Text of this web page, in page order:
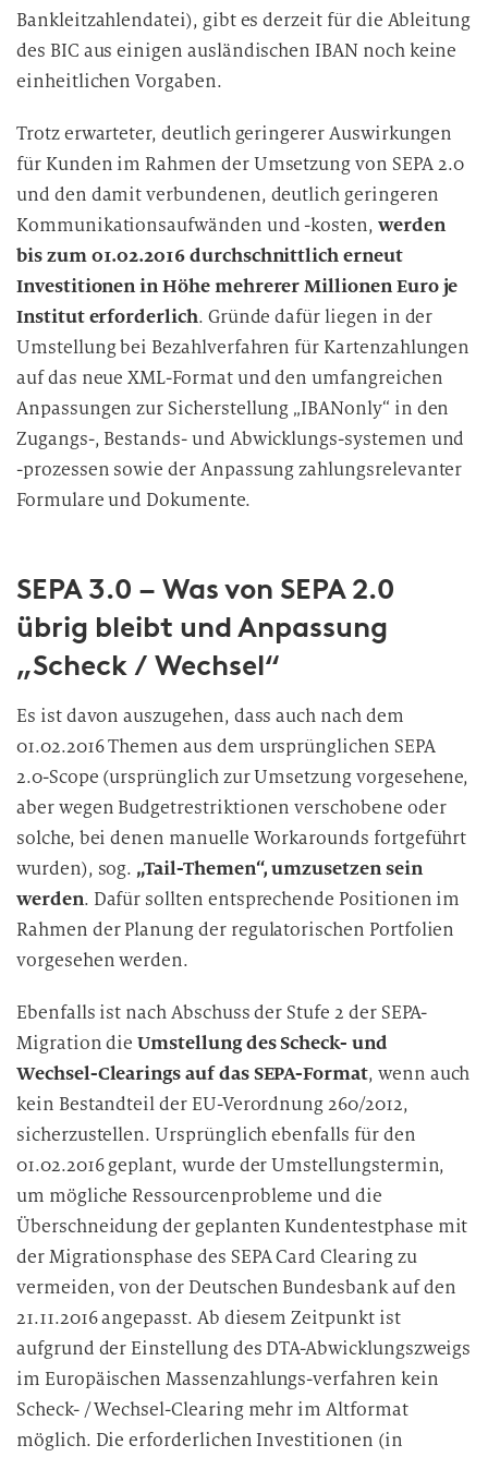
Bankleitzahlendatei), gibt es derzeit für die Ableitung
des BIC aus einigen ausländischen IBAN noch keine
einheitlichen Vorgaben.
Trotz erwarteter, deutlich geringerer Auswirkungen
für Kunden im Rahmen der Umsetzung von SEPA 2.0
und den damit verbundenen, deutlich geringeren
Kommunikationsaufwänden und -kosten,werden
bis zum 01.02.2016 durchschnittlich erneut
Investitionen in Höhe mehrerer Millionen Euro je
Institut erforderlich. Gründe dafür liegen in der
Umstellung bei Bezahlverfahren für Kartenzahlungen
auf das neue XML-Format und den umfangreichen
Anpassungen zur Sicherstellung „IBANonly“ in den
Zugangs-, Bestands- und Abwicklungs-systemen und
-prozessen sowie der Anpassung zahlungsrelevanter
Formulare und Dokumente.
SEPA 3.0 – Was von SEPA 2.0
übrig bleibt und Anpassung
„Scheck / Wechsel“
Es ist davon auszugehen, dass auch nach dem
01.02.2016 Themen aus dem ursprünglichen SEPA
2.0-Scope (ursprünglich zur Umsetzung vorgesehene,
aber wegen Budgetrestriktionen verschobene oder
solche, bei denen manuelle Workarounds fortgeführt
wurden), sog. „Tail-Themen“, umzusetzen sein
werden. Dafür sollten entsprechende Positionen im
Rahmen der Planung der regulatorischen Portfolien
vorgesehen werden.
Ebenfalls ist nach Abschuss der Stufe 2 der SEPA-
Migration dieUmstellung des Scheck- und
Wechsel-Clearings auf das SEPA-Format, wenn auch
kein Bestandteil der EU-Verordnung 260/2012,
sicherzustellen. Ursprünglich ebenfalls für den
01.02.2016 geplant, wurde der Umstellungstermin,
um mögliche Ressourcenprobleme und die
Überschneidung der geplanten Kundentestphase mit
der Migrationsphase des SEPA Card Clearing zu
vermeiden, von der Deutschen Bundesbank auf den
21.11.2016 angepasst. Ab diesem Zeitpunkt ist
aufgrund der Einstellung des DTA-Abwicklungszweigs
im Europäischen Massenzahlungs-verfahren kein
Scheck- / Wechsel-Clearing mehr im Altformat
möglich. Die erforderlichen Investitionen (in